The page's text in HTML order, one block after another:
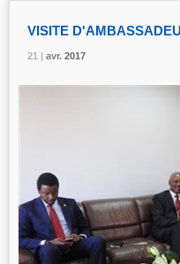
21 | avr. 2017
VISITE
21 | avr. 2017
21 | avr. 2017